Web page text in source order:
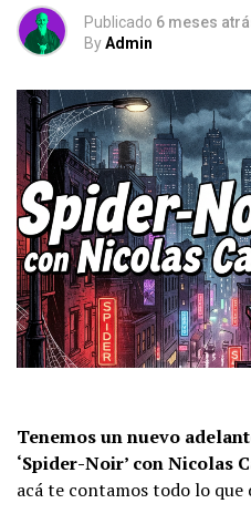
Publicado 6 meses
ByAdmin
Tenemos un nuevo
‘Spider-Noir’ con Nicolas
acá te contamos todo lo que